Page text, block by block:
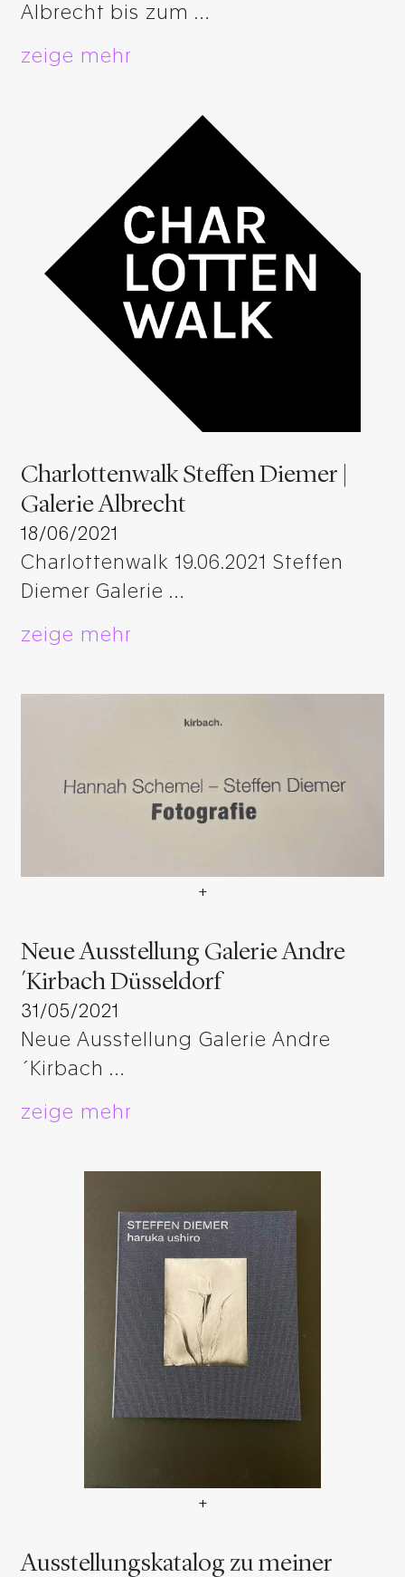
Albrecht bis zum …
zeige mehr
Charlottenwalk Steffen Diemer |
Galerie Albrecht
18/06/2021
Charlottenwalk 19.06.2021 Steffen
Diemer Galerie …
zeige mehr
+
Neue Ausstellung Galerie Andre
´Kirbach Düsseldorf
31/05/2021
Neue Ausstellung Galerie Andre
´Kirbach …
zeige mehr
+
Ausstellungskatalog zu meiner